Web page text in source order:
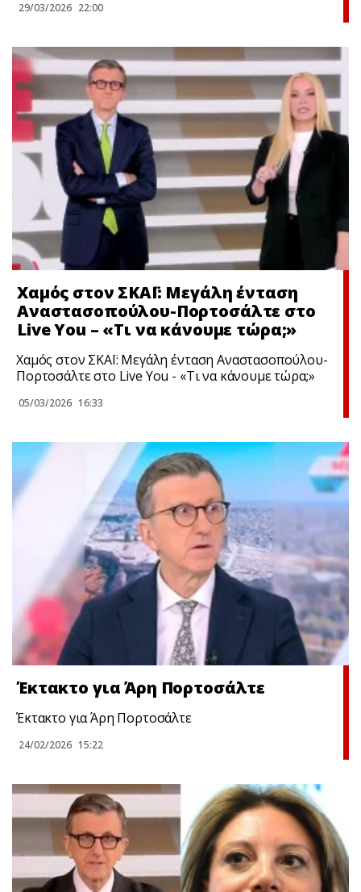
29/03/2026 22:00
Χαμός στον ΣΚΑΪ: Μεγάλη ένταση
Αναστασοπούλου-Πορτοσάλτε στο
Live You – «Τι να κάνουμε τώρα;»
Χαμός στον ΣΚΑΪ: Μεγάλη ένταση Αναστασοπούλου-
Πορτοσάλτε στο Live You - «Τι να κάνουμε τώρα;»
05/03/2026 16:33
Έκτακτo για Άρη Πορτοσάλτε
Έκτακτo για Άρη Πορτοσάλτε
24/02/2026 15:22